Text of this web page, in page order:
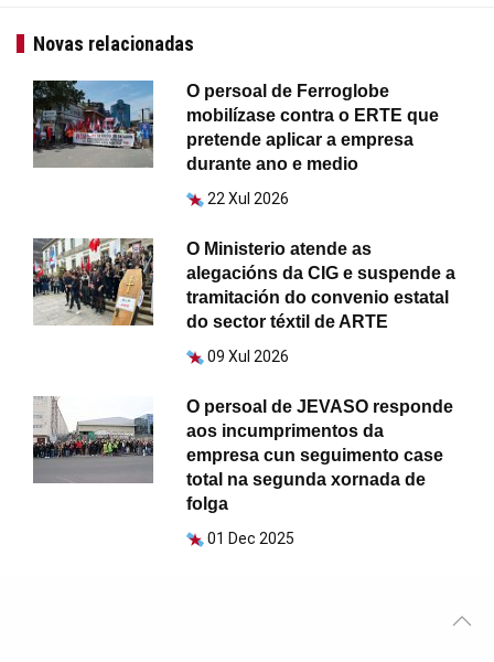
Novas relacionadas
O persoal de Ferroglobe
mobilízase contra o ERTE que
pretende aplicar a empresa
durante ano e medio
22 Xul 2026
O Ministerio atende as
alegacións da CIG e suspende a
tramitación do convenio estatal
do sector téxtil de ARTE
09 Xul 2026
O persoal de JEVASO responde
aos incumprimentos da
empresa cun seguimento case
total na segunda xornada de
folga
01 Dec 2025